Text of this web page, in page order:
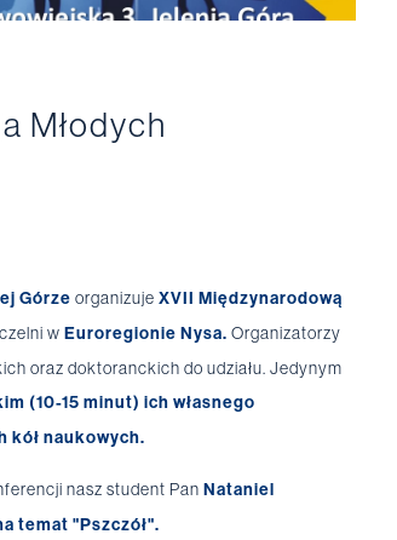
Młodych
Górze organizuje XVII Międzynarodową
w Euroregionie Nysa. Organizatorzy
oraz doktoranckich do udziału. Jedynym
(10-15 minut) ich własnego
kół naukowych.
nasz student Pan Nataniel
temat "Pszczół".